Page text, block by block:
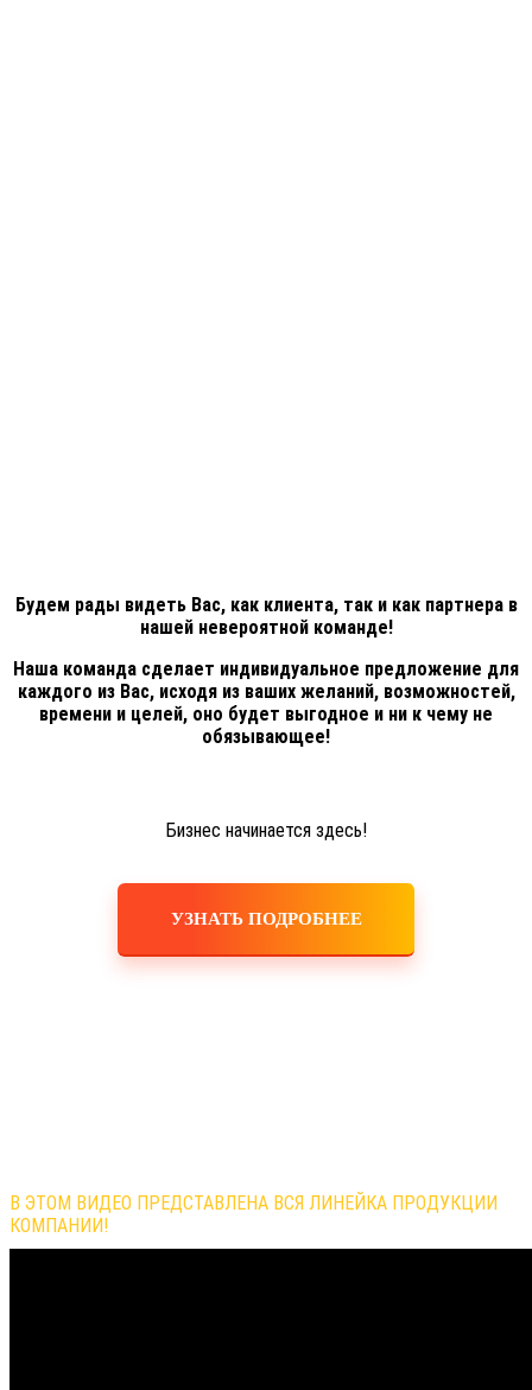
Будем рады видеть Вас, как клиента, так и как партнера в
нашей невероятной команде!
Наша команда сделает индивидуальное предложение для
каждого из Вас, исходя из ваших желаний, возможностей,
времени и целей, оно будет выгодное и ни к чему не
обязывающее!
Бизнес начинается здесь!
УЗНАТЬ ПОДРОБНЕЕ
В ЭТОМ ВИДЕО ПРЕДСТАВЛЕНА ВСЯ ЛИНЕЙКА ПРОДУКЦИИ
КОМПАНИИ!